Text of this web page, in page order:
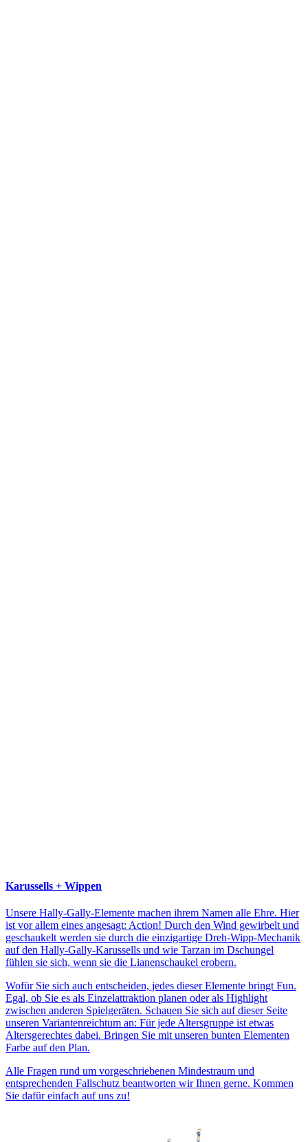
Karussells + Wippen
Unsere Hally-Gally-Elemente machen ihrem Namen alle Ehre. Hier
ist vor allem eines angesagt: Action! Durch den Wind gewirbelt und
geschaukelt werden sie durch die einzigartige Dreh-Wipp-Mechanik
auf den Hally-Gally-Karussells und wie Tarzan im Dschungel
fühlen sie sich, wenn sie die Lianenschaukel erobern.
Wofür Sie sich auch entscheiden, jedes dieser Elemente bringt Fun.
Egal, ob Sie es als Einzelattraktion planen oder als Highlight
zwischen anderen Spielgeräten. Schauen Sie sich auf dieser Seite
unseren Variantenreichtum an: Für jede Altersgruppe ist etwas
Altersgerechtes dabei. Bringen Sie mit unseren bunten Elementen
Farbe auf den Plan.
Alle Fragen rund um vorgeschriebenen Mindestraum und
entsprechenden Fallschutz beantworten wir Ihnen gerne. Kommen
Sie dafür einfach auf uns zu!